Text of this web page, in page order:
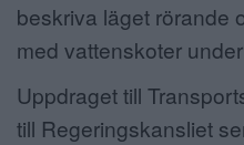
beskriva läget rörande
med vattenskoter
Uppdraget till
till Regeringskansliet